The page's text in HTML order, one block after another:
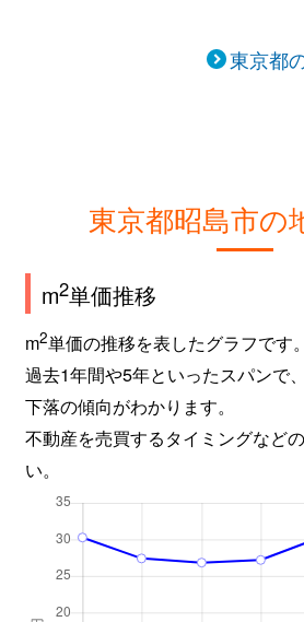
東京都
東京都昭島市の
m2単価推移
m2単価の推移を表したグラフです。
過去1年間や5年といったスパンで
下落の傾向がわかります。
不動産を売買するタイミングなど
い。